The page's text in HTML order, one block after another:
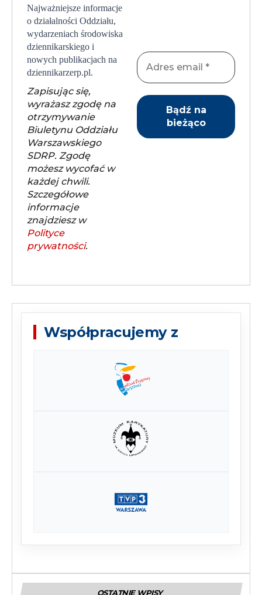
Najważniejsze informacje
o działalności Oddziału,
wydarzeniach środowiska
dziennikarskiego i
nowych publikacjach na
dziennikarzerp.pl.
Zapisując się,
wyrażasz zgodę na
otrzymywanie
Biuletynu Oddziału
Warszawskiego
SDRP. Zgodę
możesz wycofać w
każdej chwili.
Szczegółowe
informacje
znajdziesz w
Polityce
prywatności.
Współpracujemy z
OSTATNIE WPISY